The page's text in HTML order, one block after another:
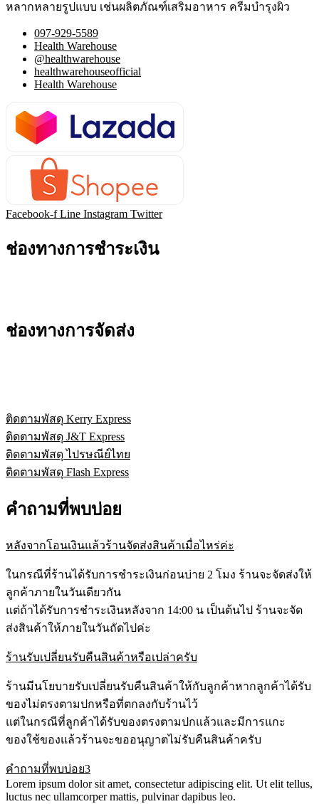
หลากหลายรูปแบบ เช่นผลิตภัณฑ์เสริมอาหาร ครีมบำรุงผิว
097-929-5589
Health Warehouse
@healthwarehouse
healthwarehouseofficial
Health Warehouse
Facebook-f Line Instagram Twitter
ช่องทางการชำระเงิน
ช่องทางการจัดส่ง
ติดตามพัสดุ Kerry Express
ติดตามพัสดุ J&T Express
ติดตามพัสดุ ไปรษณีย์ไทย
ติดตามพัสดุ Flash Express
คำถามที่พบบ่อย
หลังจากโอนเงินแล้วร้านจัดส่งสินค้าเมื่อไหร่ค่ะ
ในกรณีที่ร้านได้รับการชำระเงินก่อนบ่าย 2 โมง ร้านจะจัดส่งให้
ลูกค้าภายในวันเดียวกัน
แต่ถ้าได้รับการชำระเงินหลังจาก 14:00 น เป็นต้นไป ร้านจะจัด
ส่งสินค้าให้ภายในวันถัดไปค่ะ
ร้านรับเปลี่ยนรับคืนสินค้าหรือเปล่าครับ
ร้านมีนโยบายรับเปลี่ยนรับคืนสินค้าให้กับลูกค้าหากลูกค้าได้รับ
ของไม่ตรงตามปกหรือที่ตกลงกับร้านไว้
แต่ในกรณีที่ลูกค้าได้รับของตรงตามปกแล้วและมีการแกะ
ของใช้ของแล้วร้านจะขออนุญาตไม่รับคืนสินค้าครับ
คำถามที่พบบ่อย3
Lorem ipsum dolor sit amet, consectetur adipiscing elit. Ut elit tellus,
luctus nec ullamcorper mattis, pulvinar dapibus leo.